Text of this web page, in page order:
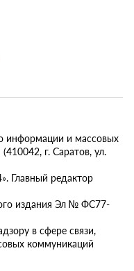
информации и массовых
г. Саратов, ул.
Главный редактор
издания Эл № ФС77-
в сфере связи,
коммуникаций